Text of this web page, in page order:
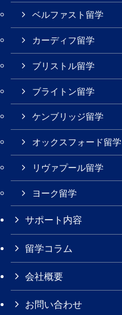
ベルファスト留学
カーディフ留学
ブリストル留学
ブライトン留学
ケンブリッジ留学
オックスフォード留学
リヴァプール留学
ヨーク留学
サポート内容
留学コラム
会社概要
お問い合わせ